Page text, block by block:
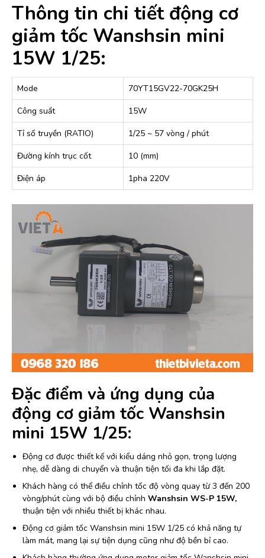
Thông tin chi tiết động cơ
giảm tốc Wanshsin mini
15W 1/25:
Mode
70YT15GV22-70GK25H
Công suất
15W
Tỉ số truyền (RATIO)
1/25 ~ 57 vòng / phút
Đường kính trục cốt
10 (mm)
Điện áp
1pha 220V
Đặc điểm và ứng dụng của
động cơ giảm tốc Wanshsin
mini 15W 1/25:
Động cơ được thiết kế với kiểu dáng nhỏ gọn, trọng lượng
nhẹ, dễ dàng di chuyển và thuận tiện tối đa khi lắp đặt.
Khách hàng có thể điều chỉnh tốc độ vòng quay từ 3 đến 200
vòng/phút cùng với bộ điều chỉnh Wanshsin WS-P 15W,
thuận tiện với nhiều thiết bị khác nhau.
Động cơ giảm tốc Wanshsin mini 15W 1/25 có khả năng tự
làm mát, mang lại sự tiện dụng cũng như độ bền bỉ cao.